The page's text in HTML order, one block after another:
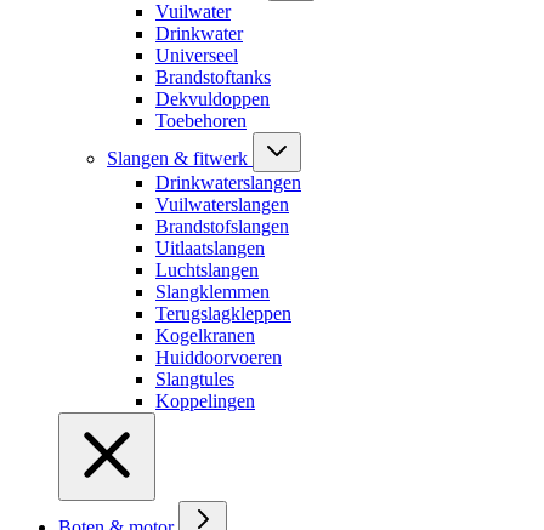
Vuilwater
Drinkwater
Universeel
Brandstoftanks
Dekvuldoppen
Toebehoren
Slangen & fitwerk
Drinkwaterslangen
Vuilwaterslangen
Brandstofslangen
Uitlaatslangen
Luchtslangen
Slangklemmen
Terugslagkleppen
Kogelkranen
Huiddoorvoeren
Slangtules
Koppelingen